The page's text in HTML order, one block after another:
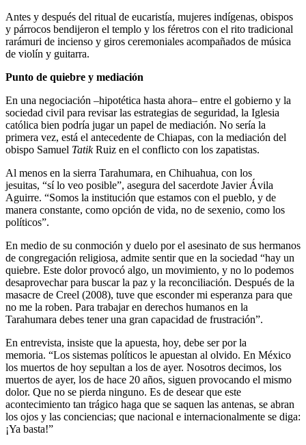
Antes y después del ritual de eucaristía, mujeres indígenas, obispos
y párrocos bendijeron el templo y los féretros con el rito tradicional
rarámuri de incienso y giros ceremoniales acompañados de música
de violín y guitarra.
Punto de quiebre y mediación
En una negociación –hipotética hasta ahora– entre el gobierno y la
sociedad civil para revisar las estrategias de seguridad, la Iglesia
católica bien podría jugar un papel de mediación. No sería la
primera vez, está el antecedente de Chiapas, con la mediación del
obispo Samuel TatikRuiz en el conflicto con los zapatistas.
Al menos en la sierra Tarahumara, en Chihuahua, con los
jesuitas,
sí lo veo posible , asegura del sacerdote Javier Ávila
Aguirre.
Somos la institución que estamos con el pueblo, y de
manera constante, como opción de vida, no de sexenio, como los
políticos .
En medio de su conmoción y duelo por el asesinato de sus hermanos
de congregación religiosa, admite sentir que en la sociedad
hay un
quiebre. Este dolor provocó algo, un movimiento, y no lo podemos
desaprovechar para buscar la paz y la reconciliación. Después de la
masacre de Creel (2008), tuve que esconder mi esperanza para que
no me la roben. Para trabajar en derechos humanos en la
Tarahumara debes tener una gran capacidad de frustración .
En entrevista, insiste que la apuesta, hoy, debe ser por la
memoria.
Los sistemas políticos le apuestan al olvido. En México
los muertos de hoy sepultan a los de ayer. Nosotros decimos, los
muertos de ayer, los de hace 20 años, siguen provocando el mismo
dolor. Que no se pierda ninguno. Es de desear que este
acontecimiento tan trágico haga que se saquen las antenas, se abran
los ojos y las conciencias; que nacional e internacionalmente se diga:
¡Ya basta!